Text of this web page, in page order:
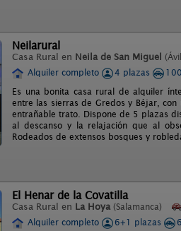
Neilarural
Casa Rural en Neila de San Miguel
Alquiler completo
4 plazas
Es una bonita casa rural de alquiler
entre las sierras de Gredos y Béjar,
entrañable trato. Dispone de 5 plazas
al descanso y la relajación que al
Rodeados de extensos bosques y
El Henar de la Covatilla
Casa Rural en La Hoya (Salamanca)
Alquiler completo
6+1 plazas